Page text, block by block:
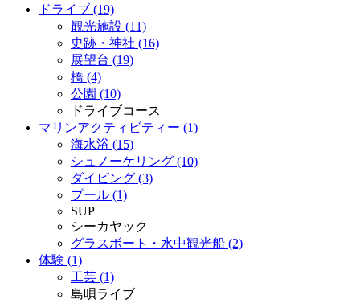
ドライブ (19)
観光施設 (11)
史跡・神社 (16)
展望台 (19)
橋 (4)
公園 (10)
ドライブコース
マリンアクティビティー (1)
海水浴 (15)
シュノーケリング (10)
ダイビング (3)
プール (1)
SUP
シーカヤック
グラスボート・水中観光船 (2)
体験 (1)
工芸 (1)
島唄ライブ